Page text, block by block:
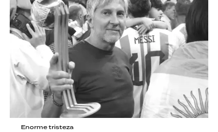
Enorme tristeza